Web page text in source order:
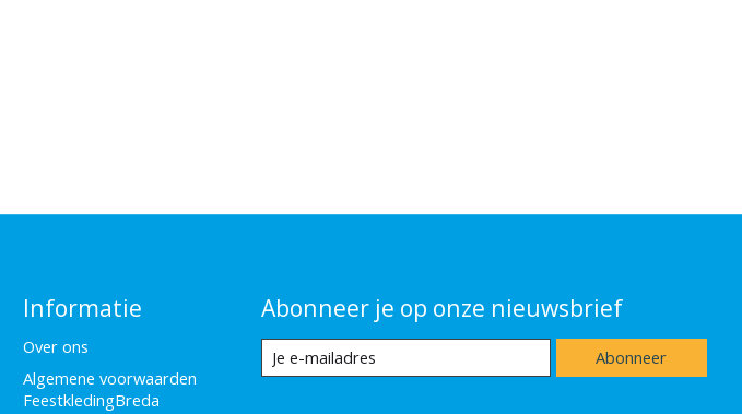
Informatie
Over ons
Algemene voorwaarden
FeestkledingBreda
Abonneer je op onze nieuwsbrief
Abonneer